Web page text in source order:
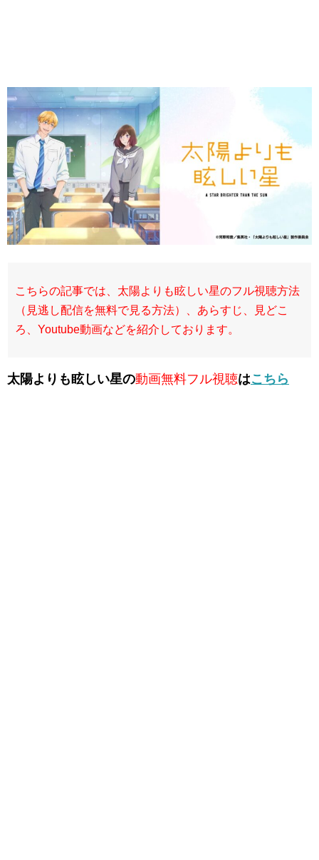
こちらの記事では、太陽よりも眩しい星のフル視聴方法
（見逃し配信を無料で見る方法）、あらすじ、見どこ
ろ、Youtube動画などを紹介しております。
太陽よりも眩しい星の動画無料フル視聴はこちら